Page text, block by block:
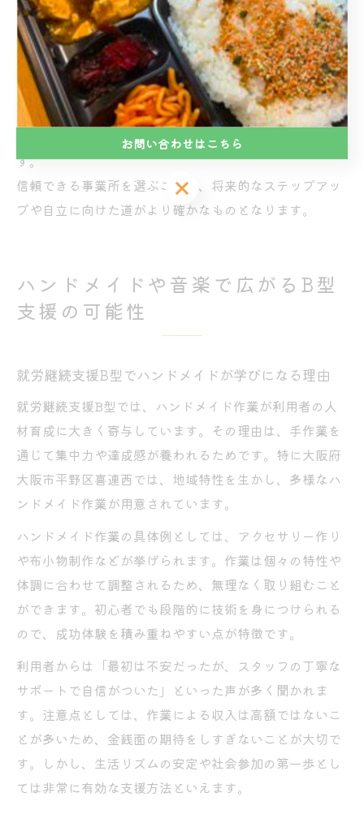
また、見学や体験利用を通じて、実際の雰囲気や支援内
容を自分の目で確かめることも大切です。
選び方の注意点として、収入面や社会的な立場に関する
説明が明確かどうかも確認しましょう。
利用後に「イメージと違った」と後悔しないためにも、
事前に疑問や不安をしっかり解消しておくことが重要で
す。
信頼できる事業所を選ぶことで、将来的なステップアッ
プや自立に向けた道がより確かなものとなります。
ハンドメイドや音楽で広がるB型
支援の可能性
就労継続支援B型でハンドメイドが学びになる理由
就労継続支援B型では、ハンドメイド作業が利用者の人
材育成に大きく寄与しています。その理由は、手作業を
通じて集中力や達成感が養われるためです。特に大阪府
大阪市平野区喜連西では、地域特性を生かし、多様なハ
ンドメイド作業が用意されています。
ハンドメイド作業の具体例としては、アクセサリー作り
や布小物制作などが挙げられます。作業は個々の特性や
体調に合わせて調整されるため、無理なく取り組むこと
ができます。初心者でも段階的に技術を身につけられる
ので、成功体験を積み重ねやすい点が特徴です。
利用者からは「最初は不安だったが、スタッフの丁寧な
サポートで自信がついた」といった声が多く聞かれま
す。注意点としては、作業による収入は高額ではないこ
とが多いため、金銭面の期待をしすぎないことが大切で
す。しかし、生活リズムの安定や社会参加の第一歩とし
ては非常に有効な支援方法といえます。
お問い合わせはこちら
お問い合わせはこちら